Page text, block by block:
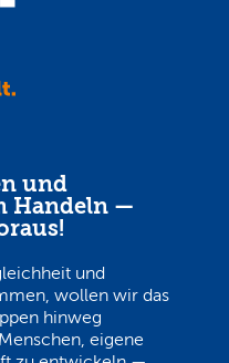
und
Handeln —
und
wollen wir das
hinweg
eigene